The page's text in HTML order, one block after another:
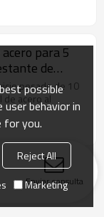
para 5
de
la pared de
pesado de 10
de acero al
Enviar consulta
possible
behavior in
for you.
Reject All
Marketing